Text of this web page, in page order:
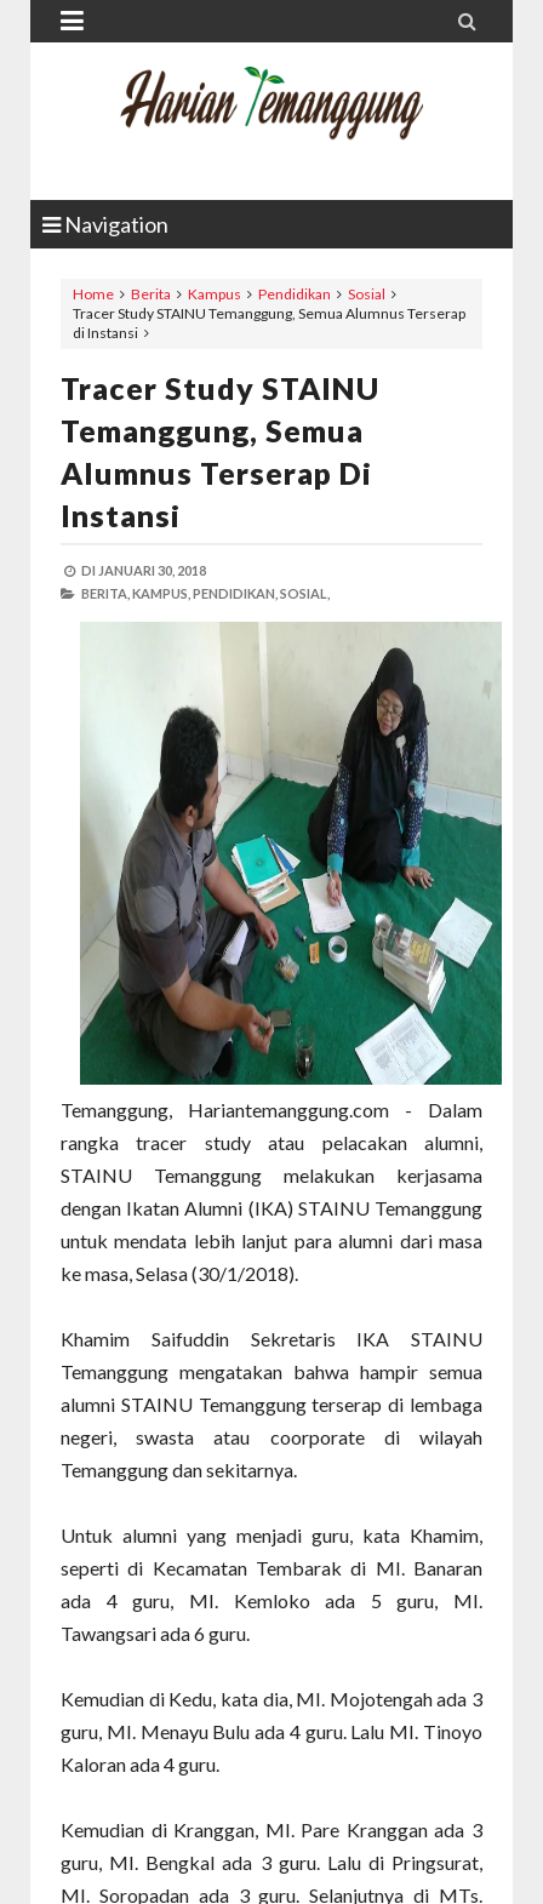
 
Navigation
Home Berita Kampus Pendidikan
Sosial
Tracer Study STAINU Temanggung, Semua Alumnus Terserap
di Instansi
Tracer Study STAINU
Temanggung, Semua
Alumnus Terserap Di
Instansi
DI JANUARI 30, 2018
BERITA, KAMPUS, PENDIDIKAN, SOSIAL,
Temanggung, Hariantemanggung.com - Dalam
rangka tracer study atau pelacakan alumni,
STAINU Temanggung melakukan kerjasama
dengan Ikatan Alumni (IKA) STAINU Temanggung
untuk mendata lebih lanjut para alumni dari masa
ke masa, Selasa (30/1/2018).
Khamim Saifuddin Sekretaris IKA STAINU
Temanggung mengatakan bahwa hampir semua
alumni STAINU Temanggung terserap di lembaga
negeri, swasta atau coorporate di wilayah
Temanggung dan sekitarnya.
Untuk alumni yang menjadi guru, kata Khamim,
seperti di Kecamatan Tembarak di MI. Banaran
ada 4 guru, MI. Kemloko ada 5 guru, MI.
Tawangsari ada 6 guru.
Kemudian di Kedu, kata dia, MI. Mojotengah ada 3
guru, MI. Menayu Bulu ada 4 guru. Lalu MI. Tinoyo
Kaloran ada 4 guru.
Kemudian di Kranggan, MI. Pare Kranggan ada 3
guru, MI. Bengkal ada 3 guru. Lalu di Pringsurat,
MI. Soropadan ada 3 guru. Selanjutnya di MTs.